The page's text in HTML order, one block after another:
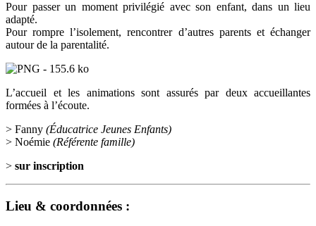
Pour passer un moment privilégié avec son enfant, dans un lieu
adapté.
Pour rompre l’isolement, rencontrer d’autres parents et échanger
autour de la parentalité.
L’accueil et les animations sont assurés par deux accueillantes
formées à l’écoute.
> Fanny (Éducatrice Jeunes Enfants)
> Noémie (Référente famille)
> sur inscription
Lieu & coordonnées :